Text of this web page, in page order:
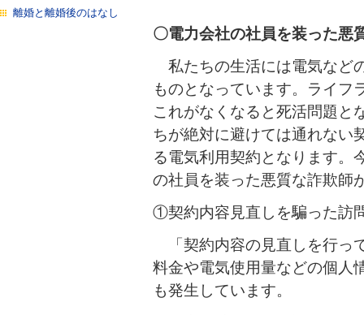
〇電力会社の社員を装った悪
私たちの生活には電気など
ものとなっています。ライフ
これがなくなると死活問題と
ちが絶対に避けては通れない
る電気利用契約となります。
の社員を装った悪質な詐欺師
①契約内容見直しを騙った訪
「契約内容の見直しを行っ
料金や電気使用量などの個人
も発生しています。
離婚と離婚後のはなし